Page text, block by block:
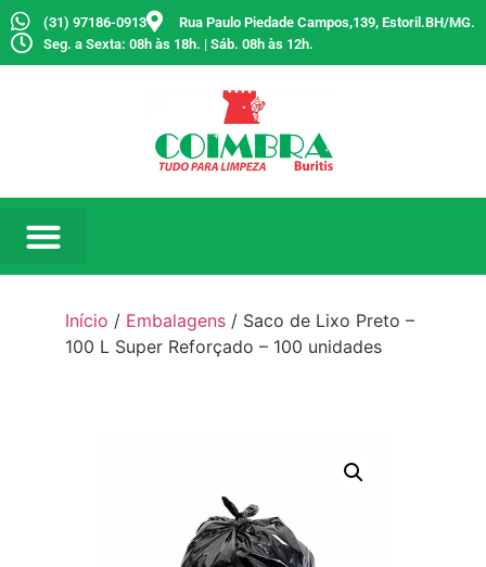
(31) 97186-0913
Rua Paulo Piedade Campos,139, Estoril.BH/MG.
Seg. a Sexta: 08h às 18h. | Sáb. 08h às 12h.
Início / Embalagens / Saco de Lixo Preto –
100 L Super Reforçado – 100 unidades